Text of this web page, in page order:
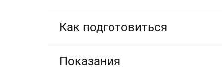
Как подготовиться
Показания